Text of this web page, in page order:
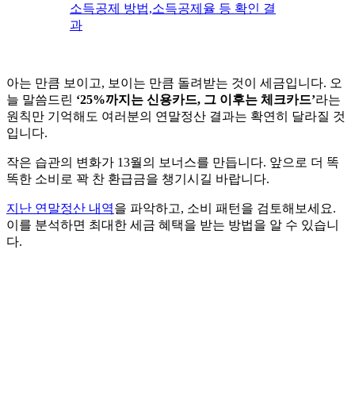
소득공제 방법,소득공제율 등 확인 결
과
아는 만큼 보이고, 보이는 만큼 돌려받는 것이 세금입니다. 오
늘 말씀드린 ‘25%까지는 신용카드, 그 이후는 체크카드’라는
원칙만 기억해도 여러분의 연말정산 결과는 확연히 달라질 것
입니다.
작은 습관의 변화가 13월의 보너스를 만듭니다. 앞으로 더 똑
똑한 소비로 꽉 찬 환급금을 챙기시길 바랍니다.
지난 연말정산 내역을 파악하고, 소비 패턴을 검토해보세요.
이를 분석하면 최대한 세금 혜택을 받는 방법을 알 수 있습니
다.